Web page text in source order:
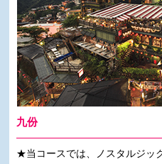
九份
★当コースでは、ノスタルジッ